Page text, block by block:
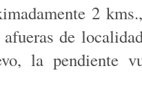
2
de
la pendiente